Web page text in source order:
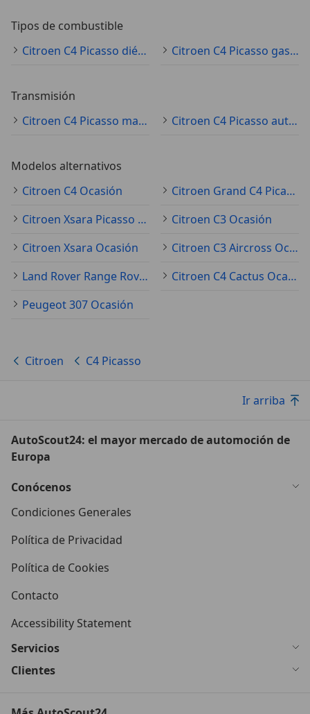
Tipos de combustible
Citroen C4 Picasso diésel
Citroen C4 Picasso gasolina
Transmisión
Citroen C4 Picasso manual
Citroen C4 Picasso automático
Modelos alternativos
Citroen C4 Ocasión
Citroen Grand C4 Picasso Ocasión
Citroen Xsara Picasso Ocasión
Citroen C3 Ocasión
Citroen Xsara Ocasión
Citroen C3 Aircross Ocasión
Land Rover Range Rover Evoque Ocasión
Citroen C4 Cactus Ocasión
Peugeot 307 Ocasión
Citroen C4 Picasso
Ir arriba
AutoScout24: el mayor mercado de automoción de
Europa
Conócenos
Condiciones Generales
Política de Privacidad
Política de Cookies
Contacto
Accessibility Statement
Servicios
Clientes